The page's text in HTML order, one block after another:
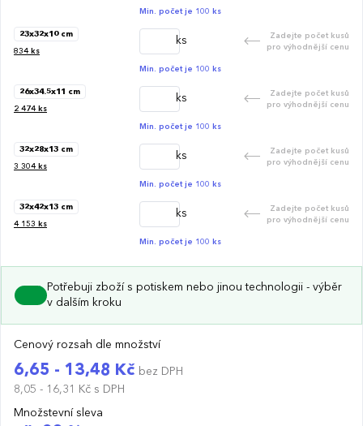
Min. počet je 100 ks
23x32x10 cm
834ks
ks
Zadejte počet kusů
pro výhodnější cenu
Min. počet je 100 ks
26x34.5x11 cm
2 474ks
ks
Zadejte počet kusů
pro výhodnější cenu
Min. počet je 100 ks
32x28x13 cm
3 304ks
ks
Zadejte počet kusů
pro výhodnější cenu
Min. počet je 100 ks
32x42x13 cm
4 153 ks
ks
Zadejte počet kusů
pro výhodnější cenu
Min. počet je 100 ks
Potřebuji zboží s potiskem nebo jinou technologii - výběr
v dalším kroku
Cenový rozsah dle množství
6,65 - 13,48 Kč bez DPH
8,05 - 16,31 Kč s DPH
Množstevní sleva